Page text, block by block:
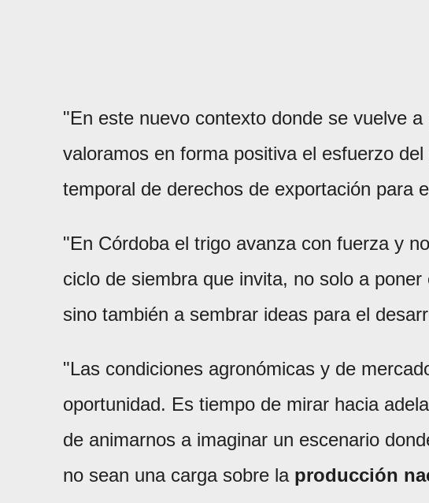
"En este nuevo contexto donde se vuelve
valoramos en forma positiva el esfuerzo
temporal de derechos de exportación para
"En Córdoba el trigo avanza con fuerza y
ciclo de siembra que invita, no solo a
sino también a sembrar ideas para el
"Las condiciones agronómicas y de
oportunidad. Es tiempo de mirar hacia
de animarnos a imaginar un escenario
no sean una carga sobre la producción